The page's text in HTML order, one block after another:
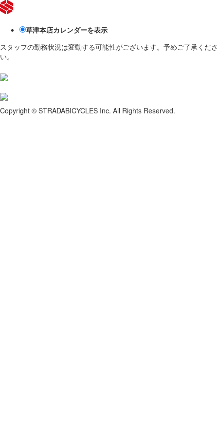
草津本店カレンダーを表示
スタッフの勤務状況は変動する可能性がございます。予めご了承くださ
い。
Copyright © STRADABICYCLES Inc. All Rights Reserved.